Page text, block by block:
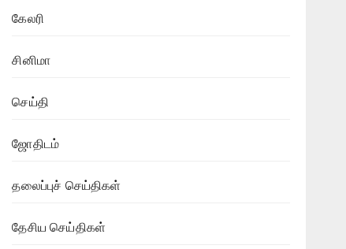
கேலரி
சினிமா
செய்தி
ஜோதிடம்
தலைப்புச் செய்திகள்
தேசிய செய்திகள்